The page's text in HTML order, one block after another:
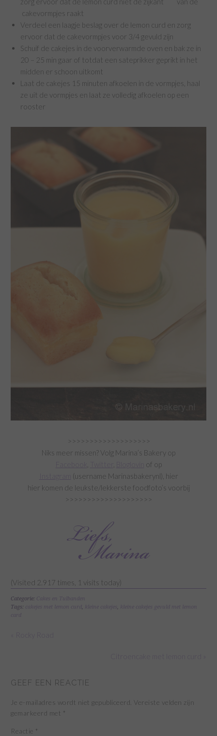
cakevormpjes raakt
Verdeel een laagje beslag over de lemon curd en zorg
ervoor dat de cakevormpjes voor 3/4 gevuld zijn
Schuif de cakejes in de voorverwarmde oven en bak ze in
20 – 25 min gaar of totdat een sateprikker geprikt in het
midden er schoon uitkomt
Laat de cakejes 15 minuten afkoelen in de vormpjes, haal
ze uit de vormpjes en laat ze volledig afkoelen op een
rooster
>>>>>>>>>>>>>>>>>>>
Niks meer missen? Volg Marina’s Bakery op
Bloglovin
of op
Instagram
(username Marinasbakerynl), hier
hier komen de leukste/lekkerste foodfoto’s voorbij
>>>>>>>>>>>>>>>>>>>>
(Visited 2.917 times, 1 visits today)
Categorie: Cakes en Tulbanden
Tags:
cakejes met lemon curd, kleine cakejes, kleine cakejes gevuld met lemon
card
GEEF EEN REACTIE
Je e-mailadres wordt niet gepubliceerd. Vereiste velden zijn
gemarkeerd met *
Reactie *